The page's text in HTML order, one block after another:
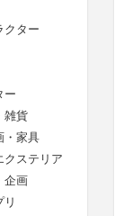
クター
ー
雑貨
・家具
クステリア
企画
リ